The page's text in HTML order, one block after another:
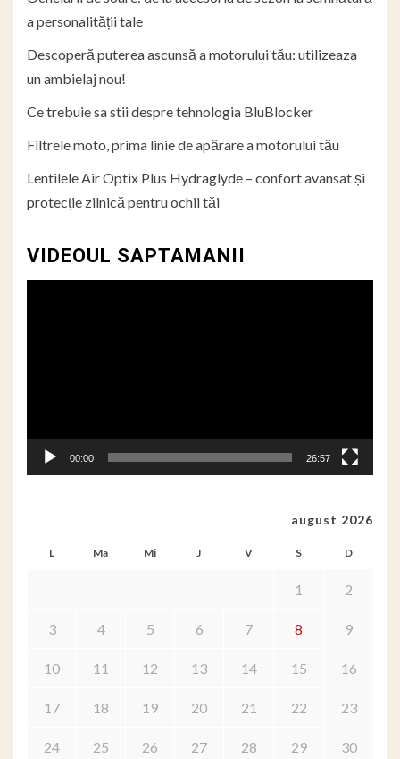
a personalității tale
Descoperă puterea ascunsă a motorului tău: utilizeaza
un ambielaj nou!
Ce trebuie sa stii despre tehnologia BluBlocker
Filtrele moto, prima linie de apărare a motorului tău
Lentilele Air Optix Plus Hydraglyde – confort avansat și
protecție zilnică pentru ochii tăi
VIDEOUL SAPTAMANII
00:00 26:57
august 2026
L Ma Mi J V S D
1 2
3 4 5 6 7 8 9
10 11 12 13 14 15 16
17 18 19 20 21 22 23
24 25 26 27 28 29 30